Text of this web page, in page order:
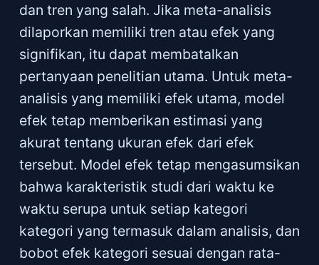
dan tren yang salah. Jika meta-analisis
dilaporkan memiliki tren atau efek yang
signifikan, itu dapat membatalkan
pertanyaan penelitian utama. Untuk meta-
analisis yang memiliki efek utama, model
efek tetap memberikan estimasi yang
akurat tentang ukuran efek dari efek
tersebut. Model efek tetap mengasumsikan
bahwa karakteristik studi dari waktu ke
waktu serupa untuk setiap kategori
kategori yang termasuk dalam analisis, dan
bobot efek kategori sesuai dengan rata-